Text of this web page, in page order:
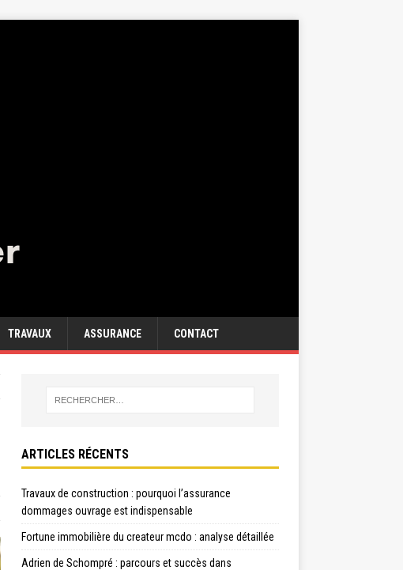
TRAVAUX ASSURANCE CONTACT
ARTICLES RÉCENTS
Travaux de construction : pourquoi l’assurance
dommages ouvrage est indispensable
Fortune immobilière du createur mcdo : analyse détaillée
Adrien de Schompré : parcours et succès dans